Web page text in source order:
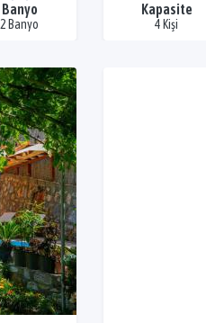
Banyo
2 Banyo
Kapasite
4 Kişi